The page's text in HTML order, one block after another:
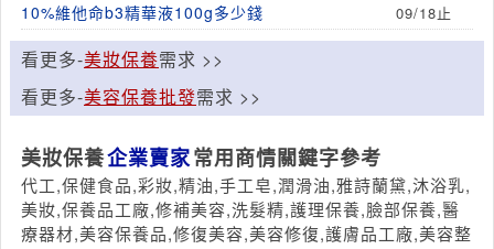
10%維他命b3精華液100g多少錢 09/18止
看更多-美妝保養需求 >>
看更多-美容保養批發需求 >>
美妝保養企業賣家常用商情關鍵字參考
代工,保健食品,彩妝,精油,手工皂,潤滑油,雅詩蘭黛,沐浴乳,
美妝,保養品工廠,修補美容,洗髮精,護理保養,臉部保養,醫
療器材,美容保養品,修復美容,美容修復,護膚品工廠,美容整